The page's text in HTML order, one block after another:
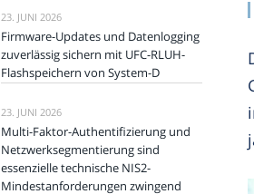
23. JUNI 2026
Firmware-Updates und Datenlogging
zuverlässig sichern mit UFC-RLUH-
Flashspeichern von System-D
23. JUNI 2026
Multi-Faktor-Authentifizierung und
Netzwerksegmentierung sind
essenzielle technische NIS2-
Mindestanforderungen zwingend